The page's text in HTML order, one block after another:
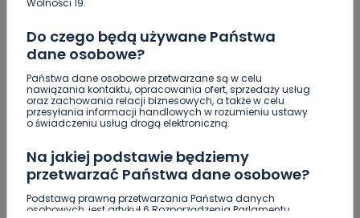
Do czego będą używane Państwa
dane osobowe?
Państwa dane osobowe przetwarzane są w celu
nawiązania kontaktu, opracowania ofert, sprzedaży usług
oraz zachowania relacji biznesowych, a także w celu
przesyłania informacji handlowych w rozumieniu ustawy
o świadczeniu usług drogą elektroniczną.
Na jakiej podstawie będziemy
przetwarzać Państwa dane osobowe?
Podstawą prawną przetwarzania Państwa danych
osobowych, jest artykuł 6 Rozporządzenia Parlamentu
Skomentuj ten wpis jako pierwszy!